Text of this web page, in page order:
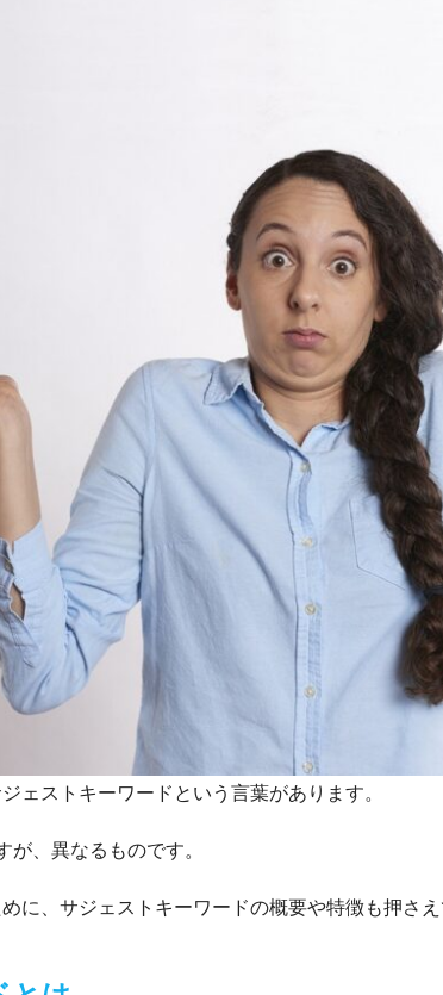
ェストキーワードという言葉があります。
、異なるものです。
に、サジェストキーワードの概要や特徴も押さえ